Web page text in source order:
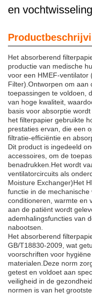
en
Het absorberend
productie van medische
voor een HMEF-ventilator
Filter).Ontworpen om aan
toepassingen te voldoen,
van hoge kwaliteit,
basis voor absorptie
het filterpapier gebruikte
prestaties ervan, die een
filtratie-efficiëntie en
Dit product is ingedeeld
accessoires, om de
benadrukken.Het wordt
ventilatorcircuits als
Moisture Exchanger)Het
functie in de
conditioneren, warmte en
aan de patiënt wordt
ademhalingsfuncties van
nabootsen.
Het absorberend
GB/T18830-2009, wat
voorschriften voor
materialen.Deze norm
getest en voldoet aan
veiligheid in de
normen is van het